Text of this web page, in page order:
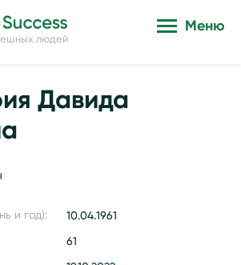
людей
Меню
Давида
и год): 10.04.1961
61